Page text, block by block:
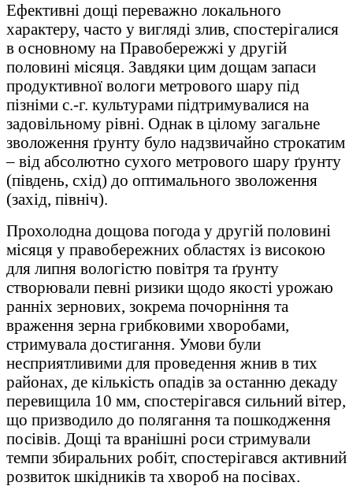
Ефективні дощі переважно локального
характеру, часто у вигляді злив, спостерігалися
в основному на Правобережжі у другій
половині місяця. Завдяки цим дощам запаси
продуктивної вологи метрового шару під
пізніми с.-г. культурами підтримувалися на
задовільному рівні. Однак в цілому загальне
зволоження ґрунту було надзвичайно строкатим
– від абсолютно сухого метрового шару ґрунту
(південь, схід) до оптимального зволоження
(захід, північ).
Прохолодна дощова погода у другій половині
місяця у правобережних областях із високою
для липня вологістю повітря та ґрунту
створювали певні ризики щодо якості урожаю
ранніх зернових, зокрема почорніння та
враження зерна грибковими хворобами,
стримувала достигання. Умови були
несприятливими для проведення жнив в тих
районах, де кількість опадів за останню декаду
перевищила 10 мм, спостерігався сильний вітер,
що призводило до полягання та пошкодження
посівів. Дощі та вранішні роси стримували
темпи збиральних робіт, спостерігався активний
розвиток шкідників та хвороб на посівах.